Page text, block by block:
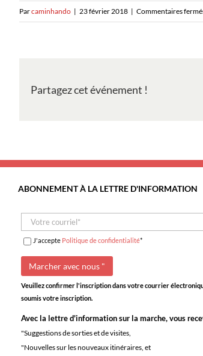
Parcaminhando | 23 février 2018 | Commentaires
Partagez cet événement !
ABONNEMENT À LA LETTRE D'INFORMATION
J'accepte Politique de confidentialité*
Veuillez confirmer l'inscription dans votre courrier
soumis votre inscription.
Avec la lettre d'information sur la marche, vous
"Suggestions de sorties et de visites,
"Nouvelles sur les nouveaux itinéraires, et